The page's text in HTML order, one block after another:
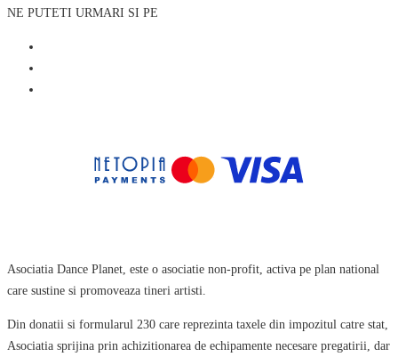
NE PUTETI URMARI SI PE
Asociatia Dance Planet, este o asociatie non-profit, activa pe plan national
care sustine si promoveaza tineri artisti.
Din donatii si formularul 230 care reprezinta taxele din impozitul catre stat,
Asociatia sprijina prin achizitionarea de echipamente necesare pregatirii, dar